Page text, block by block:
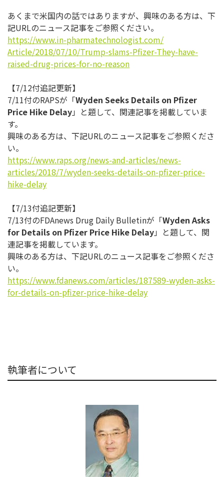
あくまで米国内の話ではありますが、興味のある方は、下
記URLのニュース記事をご参照ください。
https://www.in-pharmatechnologist.com/
Article/2018/07/10/Trump-slams-Pfizer-They-have-
raised-drug-prices-for-no-reason
【7/12付追記更新】
7/11付のRAPSが「Wyden Seeks Details on Pfizer
Price Hike Delay」と題して、関連記事を掲載していま
す。
興味のある方は、下記URLのニュース記事をご参照くださ
い。
https://www.raps.org/news-and-articles/news-
articles/2018/7/wyden-seeks-details-on-pfizer-price-
hike-delay
【7/13付追記更新】
7/13付のFDAnews Drug Daily Bulletinが「Wyden Asks
for Details on Pfizer Price Hike Delay」と題して、関
連記事を掲載しています。
興味のある方は、下記URLのニュース記事をご参照くださ
い。
https://www.fdanews.com/articles/187589-wyden-asks-
for-details-on-pfizer-price-hike-delay
執筆者について